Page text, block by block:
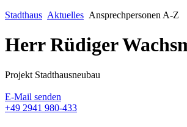
Stadthaus Aktuelles Ansprechpersonen A-Z
Herr Rüdiger
Projekt Stadthausneubau
E-Mail senden
+49 2941 980-433